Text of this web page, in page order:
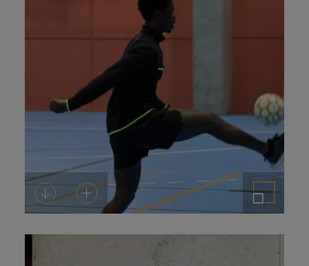
DescargarAñadir al carrito Ampliar imagen